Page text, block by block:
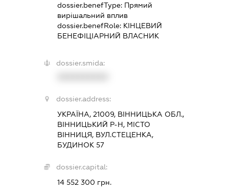
dossier.benefType: Прямий
вирішальний вплив
dossier.benefRole: КІНЦЕВИЙ
БЕНЕФІЦІАРНИЙ ВЛАСНИК
dossier.smida:
dossier.address:
УКРАЇНА, 21009, ВІННИЦЬКА ОБЛ.,
ВІННИЦЬКИЙ Р-Н, МІСТО
ВІННИЦЯ, ВУЛ.СТЕЦЕНКА,
БУДИНОК 57
dossier.capital:
14 552 300 грн.